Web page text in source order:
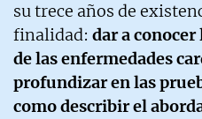
su trece años de
finalidad: dar a
de las enfermedades
profundizar en las
como describir el